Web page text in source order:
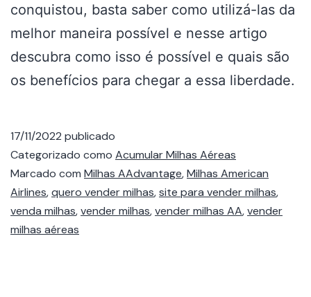
conquistou, basta saber como utilizá-las da
melhor maneira possível e nesse artigo
descubra como isso é possível e quais são
os benefícios para chegar a essa liberdade.
17/11/2022 publicado
Categorizado como Acumular Milhas Aéreas
Marcado com Milhas AAdvantage,Milhas American
Airlines,quero vender milhas,site para vender milhas,
venda milhas,vender milhas,vender milhas AA,vender
milhas aéreas